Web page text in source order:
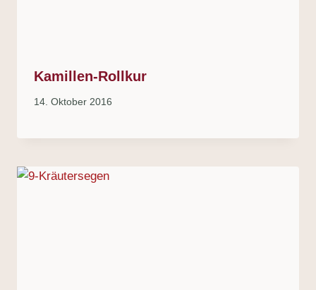
Kamillen-Rollkur
14. Oktober 2016